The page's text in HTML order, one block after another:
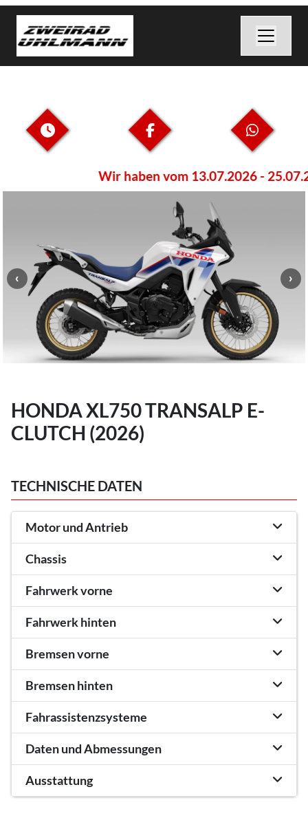
Wir haben vom 13.07.2026 -
HONDA XL750 TRANSALP E-
CLUTCH (2026)
TECHNISCHE DATEN
Motor und Antrieb
Chassis
Fahrwerk vorne
Fahrwerk hinten
Bremsen vorne
Bremsen hinten
Fahrassistenzsysteme
Daten und Abmessungen
Ausstattung